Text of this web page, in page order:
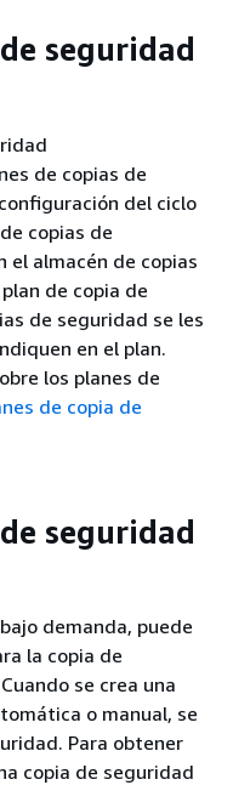
seguridad
de copias de
del ciclo
copias de
el almacén de copias
de copia de
de seguridad se les
en el plan.
los planes de
de copia de
seguridad
demanda, puede
la copia de
se crea una
o manual, se
Para obtener
copia de seguridad